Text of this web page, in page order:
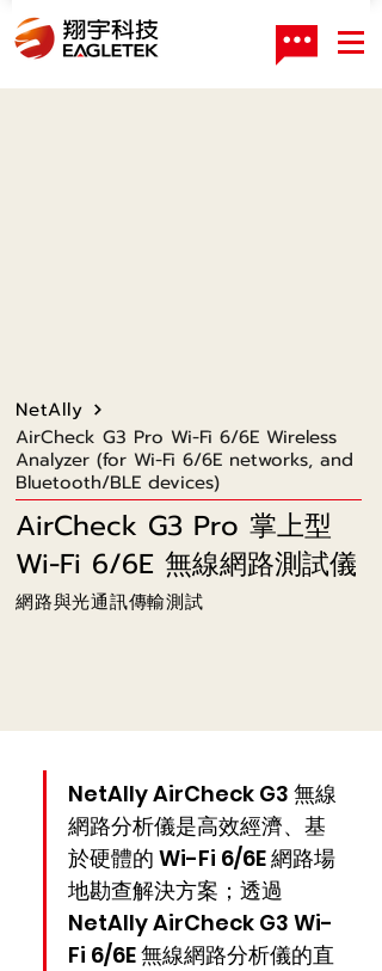
NetAlly
AirCheck G3 Pro Wi-Fi 6/6E Wireless
Analyzer (for Wi-Fi 6/6E networks, and
Bluetooth/BLE devices)
AirCheck G3 Pro 掌上型
Wi-Fi 6/6E 無線網路測試儀
網路與光通訊傳輸測試
NetAlly AirCheck G3 無線
網路分析儀是高效經濟、基
於硬體的 Wi-Fi 6/6E 網路場
地勘查解決方案；透過
NetAlly AirCheck G3 Wi-
Fi 6/6E 無線網路分析儀的直